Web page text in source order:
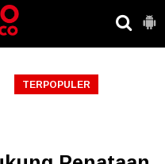
TERPOPULER